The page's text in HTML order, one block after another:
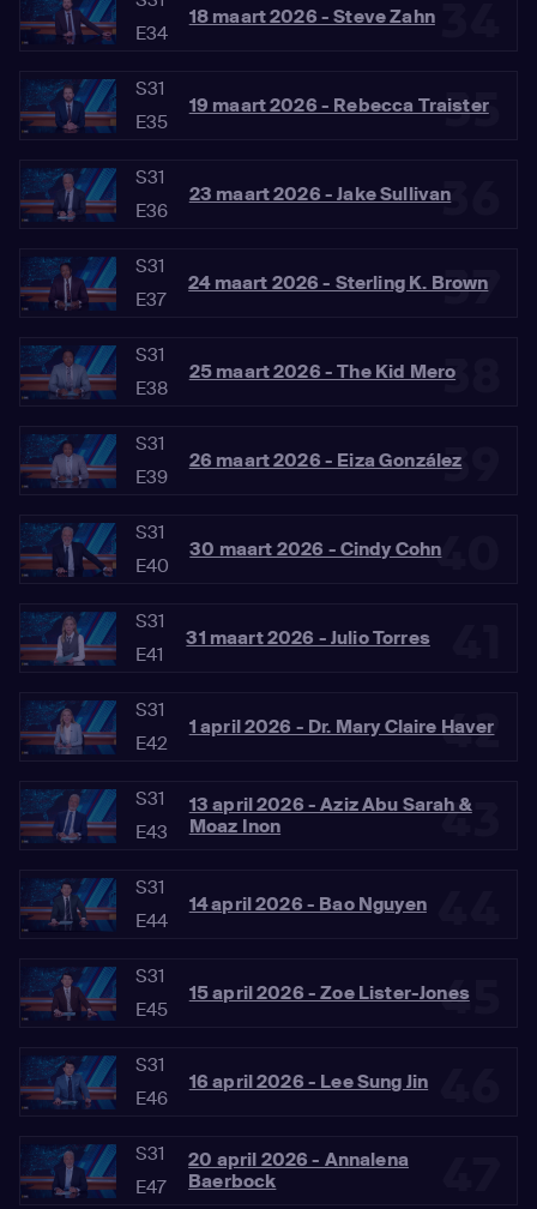
E34
18 maart 2026 - Steve Zahn
35
S31
E35
19 maart 2026 - Rebecca Traister
36
S31
E36
23 maart 2026 - Jake Sullivan
37
S31
E37
24 maart 2026 - Sterling K. Brown
38
S31
E38
25 maart 2026 - The Kid Mero
39
S31
E39
26 maart 2026 - Eiza González
40
S31
E40
30 maart 2026 - Cindy Cohn
S31
E41
31 maart 2026 - Julio Torres
42
S31
E42
1 april 2026 - Dr. Mary Claire Haver
43
S31
E43
13 april 2026 - Aziz Abu Sarah &
Moaz Inon
S31
E44
14 april 2026 - Bao Nguyen
45
S31
E45
15 april 2026 - Zoe Lister-Jones
S31
E46
16 april 2026 - Lee Sung Jin
S31
E47
20 april 2026 - Annalena
Baerbock